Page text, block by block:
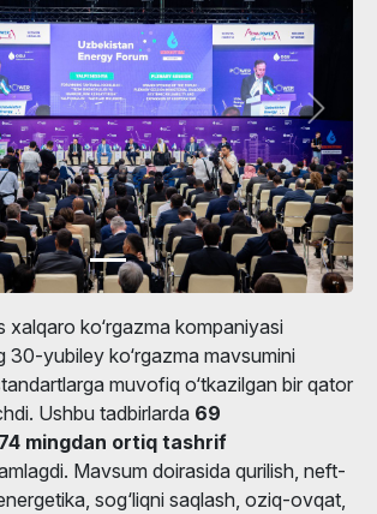
xalqaro ko‘rgazma kompaniyasi
30-yubiley ko‘rgazma mavsumini
muvofiq o‘tkazilgan bir qator
Ushbu tadbirlarda 69
mingdan ortiq tashrif
Mavsum doirasida qurilish, neft-
sog‘liqni saqlash, oziq-ovqat,